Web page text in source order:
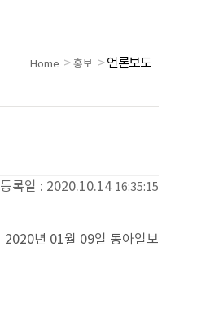
Home > 홍보 > 언론보도
등록일 : 2020.10.14 16:35:15
2020년 01월 09일 동아일보